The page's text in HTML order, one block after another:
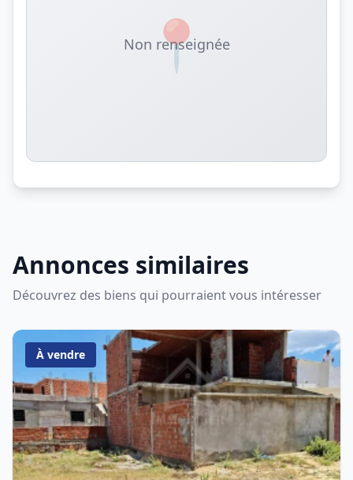
📍
Non renseignée
Annonces similaires
Découvrez des biens qui pourraient vous intéresser
À vendre